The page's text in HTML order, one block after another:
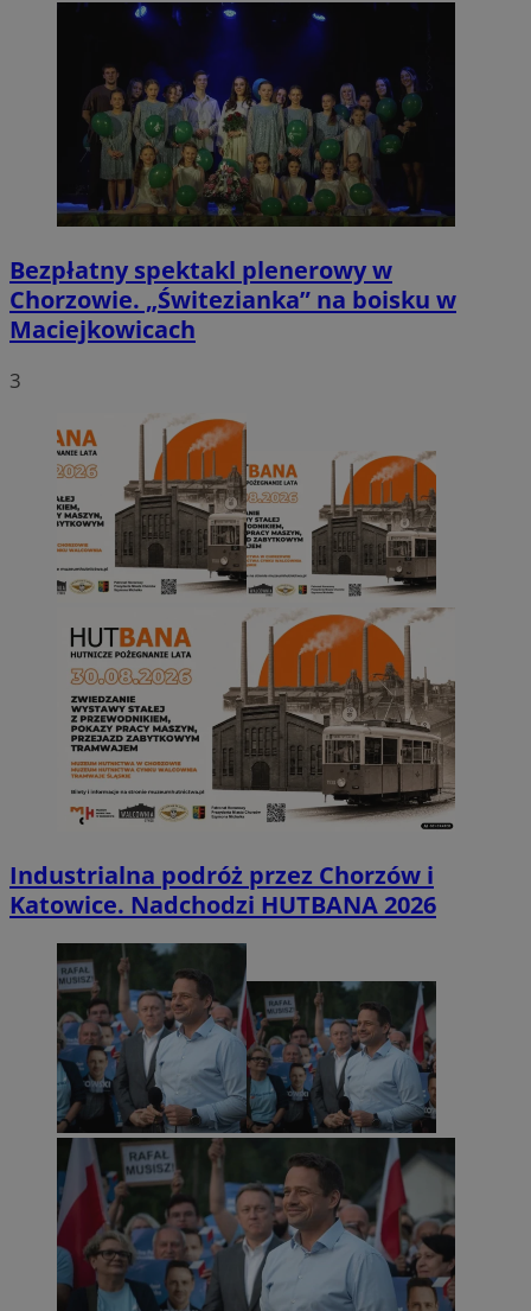
Bezpłatny spektakl plenerowy w
Chorzowie. „Świtezianka” na boisku w
Maciejkowicach
3
Industrialna podróż przez Chorzów i
Katowice. Nadchodzi HUTBANA 2026